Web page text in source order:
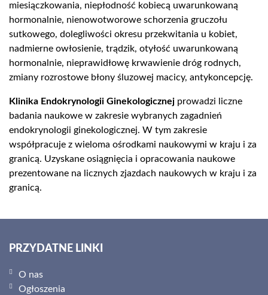
miesiączkowania, niepłodność kobiecą uwarunkowaną
hormonalnie, nienowotworowe schorzenia gruczołu
sutkowego, dolegliwości okresu przekwitania u kobiet,
nadmierne owłosienie, trądzik, otyłość uwarunkowaną
hormonalnie, nieprawidłowę krwawienie dróg rodnych,
zmiany rozrostowe błony śluzowej macicy, antykoncepcję.
Klinika Endokrynologii Ginekologicznej prowadzi liczne
badania naukowe w zakresie wybranych zagadnień
endokrynologii ginekologicznej. W tym zakresie
współpracuje z wieloma ośrodkami naukowymi w kraju i za
granicą. Uzyskane osiągnięcia i opracowania naukowe
prezentowane na licznych zjazdach naukowych w kraju i za
granicą.
PRZYDATNE LINKI
O nas
Ogłoszenia